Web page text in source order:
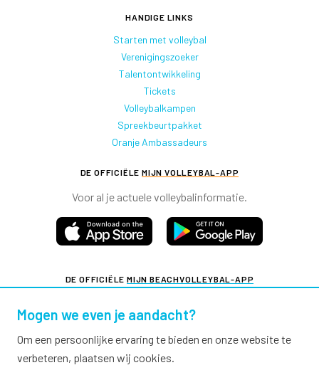
HANDIGE LINKS
Starten met volleybal
Verenigingszoeker
Talentontwikkeling
Tickets
Volleybalkampen
Spreekbeurtpakket
Oranje Ambassadeurs
DE OFFICIËLE MIJN VOLLEYBAL-APP
Voor al je actuele volleybalinformatie.
DE OFFICIËLE MIJN BEACHVOLLEYBAL-APP
Mogen we even je aandacht?
Om een persoonlijke ervaring te bieden en onze website te
verbeteren, plaatsen wij cookies.